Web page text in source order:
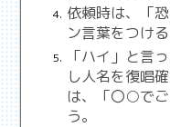
依頼時は、「
ン言葉をつけ
「ハイ」と言
し人名を復唱
は、「〇○で
う。